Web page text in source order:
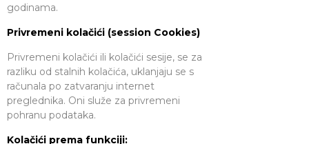
godinama.
Privremeni kolačići (session Cookies)
Privremeni kolačići ili kolačići sesije, se za
razliku od stalnih kolačića, uklanjaju se s
računala po zatvaranju internet
preglednika. Oni služe za privremeni
pohranu podataka.
Kolačići prema funkciji: